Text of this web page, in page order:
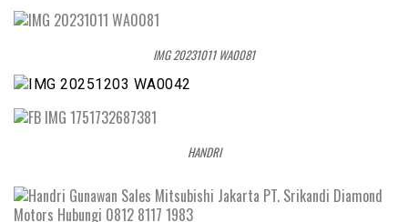
IMG 20231011 WA0081
HANDRI